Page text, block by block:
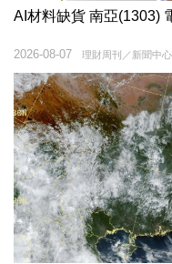
AI材料缺貨 南亞(1303)
理財周刊／新聞中心
2026-08-07